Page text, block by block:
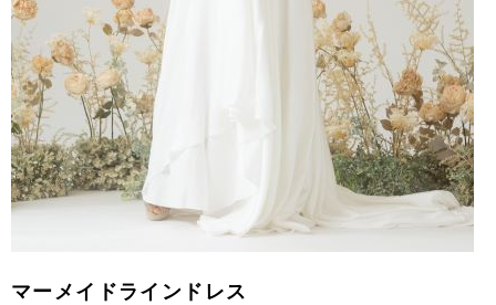
マーメイドラインドレス